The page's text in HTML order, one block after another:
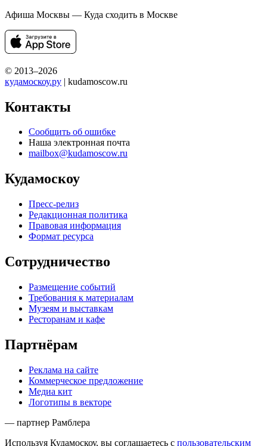
Афиша Москвы — Куда сходить в Москве
© 2013–2026
кудамоскоу.ру | kudamoscow.ru
Контакты
Сообщить об ошибке
Наша электронная почта
mailbox@kudamoscow.ru
Кудамоскоу
Пресс-релиз
Редакционная политика
Правовая информация
Формат ресурса
Сотрудничество
Размещение событий
Требования к материалам
Музеям и выставкам
Ресторанам и кафе
Партнёрам
Реклама на сайте
Коммерческое предложение
Медиа кит
Логотипы в векторе
— партнер Рамблера
Используя Кудамоскоу, вы соглашаетесь с пользовательским